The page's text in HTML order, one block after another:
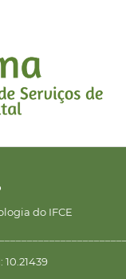
do IFCE
10.21439